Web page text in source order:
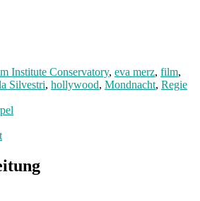
Institute Conservatory, eva merz, film,
Silvestri, hollywood, Mondnacht, Regie